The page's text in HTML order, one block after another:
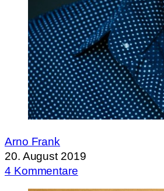
Arno Frank
20. August 2019
4 Kommentare